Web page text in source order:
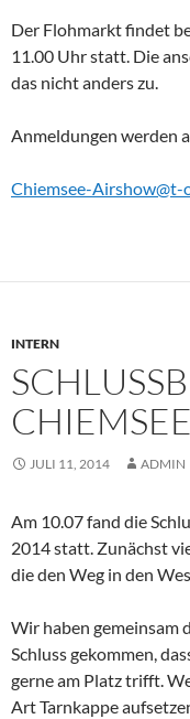
Der Flohmarkt findet
11.00 Uhr statt. Die
das nicht anders zu.
Anmeldungen werden
Chiemsee-Airshow@t-
INTERN
JULI 11, 2014 ADMIN
Am 10.07 fand die
2014 statt. Zunächst
die den Weg in den
Wir haben gemeinsam
Schluss gekommen,
gerne am Platz trifft.
Art Tarnkappe